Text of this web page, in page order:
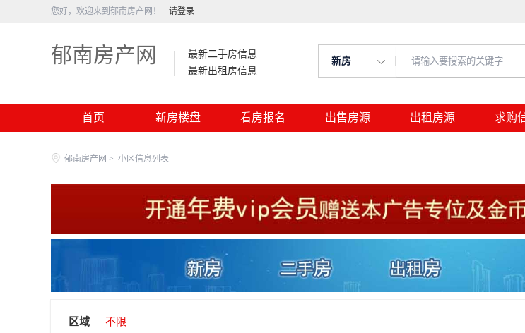
您好，欢迎来到郁南房产网！ 请登录
郁南房产网
最新二手房信息
最新出租房信息
新房
首页 新房楼盘 看房报名 出售房源 出租房源 求购
郁南房产网 > 小区信息列表
区域 不限